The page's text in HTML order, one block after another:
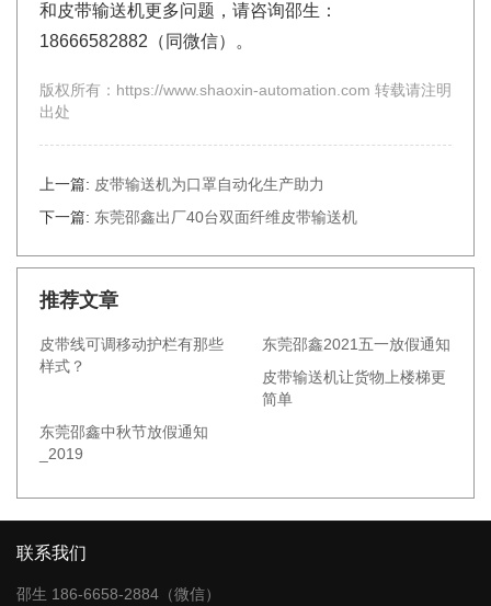
和皮带输送机更多问题，请咨询邵生：
18666582882（同微信）。
版权所有：https://www.shaoxin-automation.com 转载请注明
出处
上一篇: 皮带输送机为口罩自动化生产助力
下一篇: 东莞邵鑫出厂40台双面纤维皮带输送机
推荐文章
皮带线可调移动护栏有那些
样式？
东莞邵鑫2021五一放假通知
皮带输送机让货物上楼梯更
简单
东莞邵鑫中秋节放假通知
_2019
联系我们
邵生 186-6658-2884（微信）